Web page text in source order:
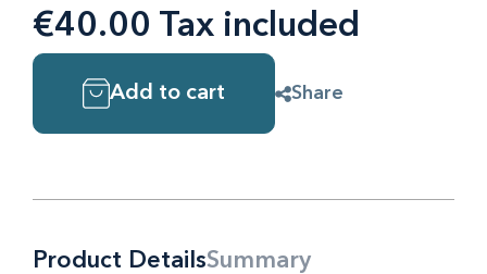
€40.00 Tax included
Add to cart Share
Product DetailsSummary